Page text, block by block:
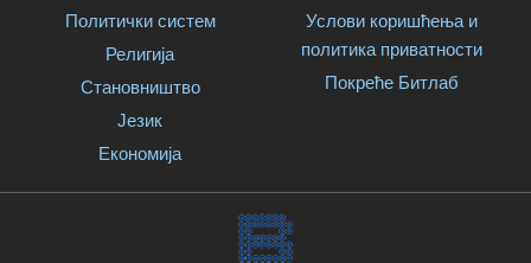
Политички систем
Религија
Становништво
Језик
Економија
Услови коришћења и
политика приватности
Покреће Битлаб